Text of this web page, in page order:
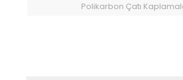
Polikarbon Çatı